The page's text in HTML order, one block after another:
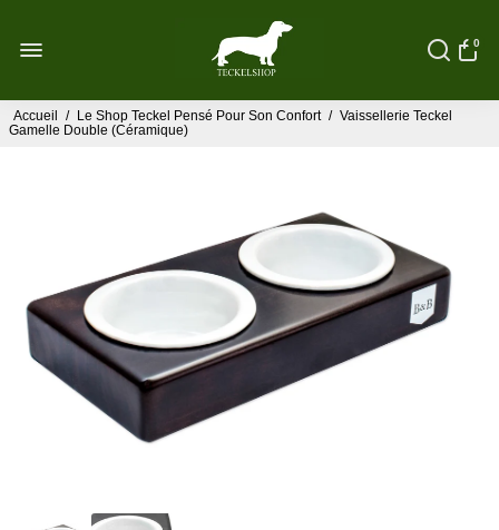
0
Accueil / Le Shop Teckel Pensé Pour Son Confort / Vaissellerie Teckel
Gamelle Double (Céramique)